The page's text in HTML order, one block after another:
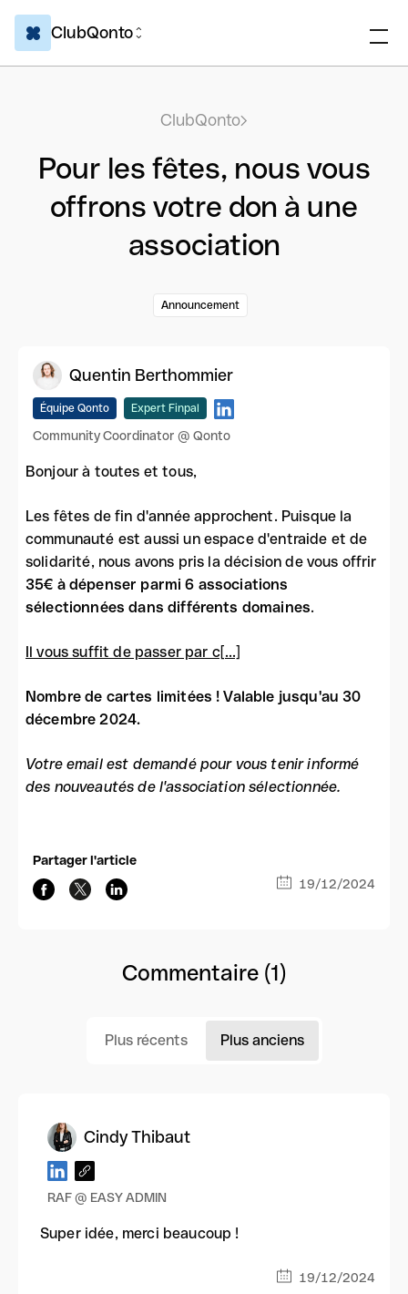
ClubQonto
ClubQonto
Pour les fêtes, nous vous
offrons votre don à une
association
Announcement
Quentin Berthommier
Équipe Qonto Expert Finpal
Community Coordinator @ Qonto
Bonjour à toutes et tous,
Les fêtes de fin d'année approchent. Puisque la
communauté est aussi un espace d'entraide et de
solidarité, nous avons pris la décision de vous offrir
35€ à dépenser parmi 6 associations
sélectionnées dans différents domaines.
Il vous suffit de passer par c[...]
Nombre de cartes limitées ! Valable jusqu'au 30
décembre 2024.
Votre email est demandé pour vous tenir informé
des nouveautés de l'association sélectionnée.
Partager l'article
19/12/2024
Commentaire (1)
Plus récents Plus anciens
Cindy Thibaut
RAF @ EASY ADMIN
Super idée, merci beaucoup !
19/12/2024